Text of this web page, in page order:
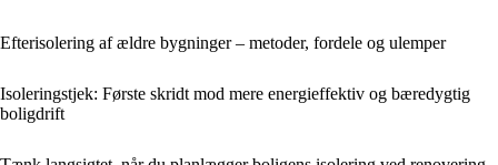
Efterisolering af ældre bygninger – metoder, fordele og ulemper
Isoleringstjek: Første skridt mod mere energieffektiv og bæredygtig
boligdrift